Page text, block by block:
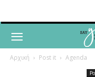
Αρχική Post it Agenda